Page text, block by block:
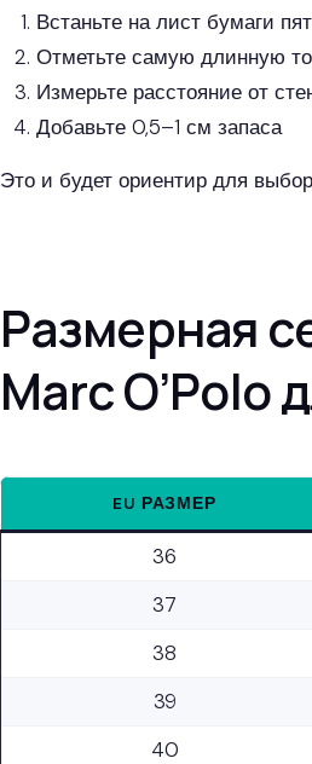
Встаньте на лист бумаги
Отметьте самую длинную
Измерьте расстояние от
Добавьте 0,5–1 см запаса
Это и будет ориентир для
Размерная
Marc O’Polo
EU РАЗМЕР
36
37
38
39
40